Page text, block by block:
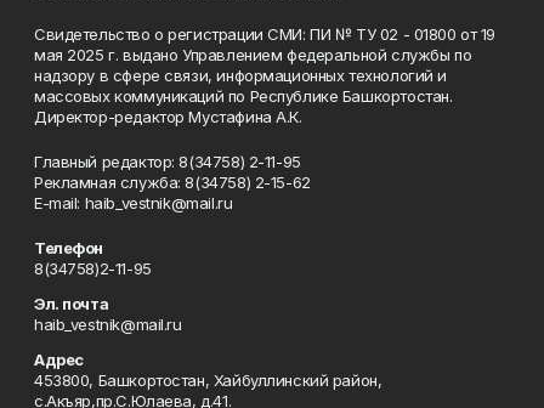
Свидетельство о регистрации СМИ: ПИ № ТУ 02 - 01800 от 19
мая 2025 г. выдано Управлением федеральной службы по
надзору в сфере связи, информационных технологий и
массовых коммуникаций по Республике Башкортостан.
Директор-редактор Мустафина А.К.
Главный редактор: 8(34758) 2-11-95
Рекламная служба: 8(34758) 2-15-62
Е-mаil: haib_vestnik@mail.ru
Телефон
8(34758)2-11-95
Эл. почта
haib_vestnik@mail.ru
Адрес
453800, Башкортостан, Хайбуллинский район,
с.Акъяр,пр.С.Юлаева, д.41.